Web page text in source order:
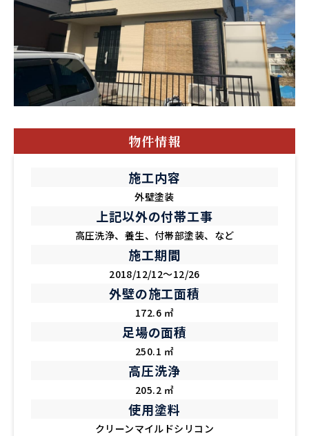
物件情報
施工内容
外壁塗装
上記以外の付帯工事
高圧洗浄、養生、付帯部塗装、など
施工期間
2018/12/12～12/26
外壁の施工面積
172.6 ㎡
足場の面積
250.1 ㎡
高圧洗浄
205.2 ㎡
使用塗料
クリーンマイルドシリコン